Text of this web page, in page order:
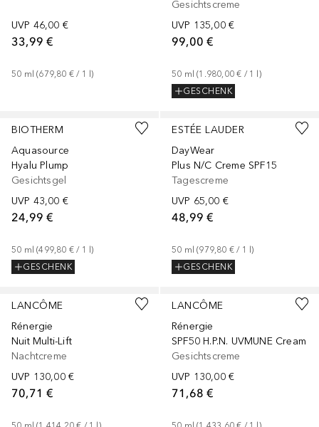
UVP 46,00 €
33,99 €
50 ml (679,80 € / 1 l)
Gesichtscreme
UVP 135,00 €
99,00 €
50 ml (1.980,00 € / 1 l)
GESCHENK
BIOTHERM
Aquasource
Hyalu Plump
Gesichtsgel
UVP 43,00 €
24,99 €
50 ml (499,80 € / 1 l)
GESCHENK
ESTÉE LAUDER
DayWear
Plus N/C Creme SPF15
Tagescreme
UVP 65,00 €
48,99 €
50 ml (979,80 € / 1 l)
GESCHENK
Größe
LANCÔME
Rénergie
Nuit Multi-Lift
Nachtcreme
UVP 130,00 €
70,71 €
LANCÔME
Rénergie
SPF50 H.P.N. UVMUNE Cream
Gesichtscreme
UVP 130,00 €
71,68 €
Größen